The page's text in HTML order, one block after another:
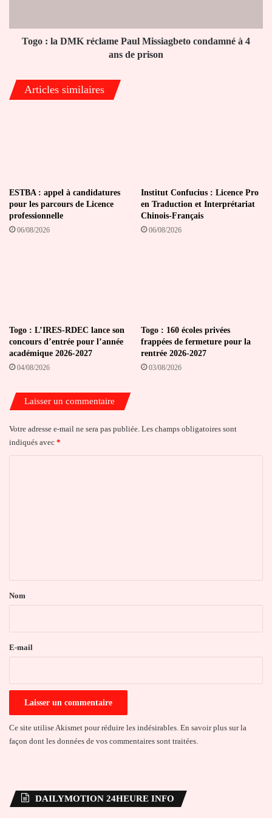
à
prison
Togo : la DMK réclame Paul Missiagbeto condamné à 4
ans de prison
Articles similaires
ESTBA : appel à candidatures
pour les parcours de Licence
professionnelle
06/08/2026
Institut Confucius : Licence Pro
en Traduction et Interprétariat
Chinois-Français
06/08/2026
Togo : L’IRES-RDEC lance son
concours d’entrée pour l’année
académique 2026-2027
04/08/2026
Togo : 160 écoles privées
frappées de fermeture pour la
rentrée 2026-2027
03/08/2026
Laisser un commentaire
Votre adresse e-mail ne sera pas publiée. Les champs obligatoires sont
indiqués avec *
a
e
Nom
E-mail
Ce site utilise Akismet pour réduire les indésirables. En savoir plus sur la
façon dont les données de vos commentaires sont traitées
DAILYMOTION 24HEURE INFO